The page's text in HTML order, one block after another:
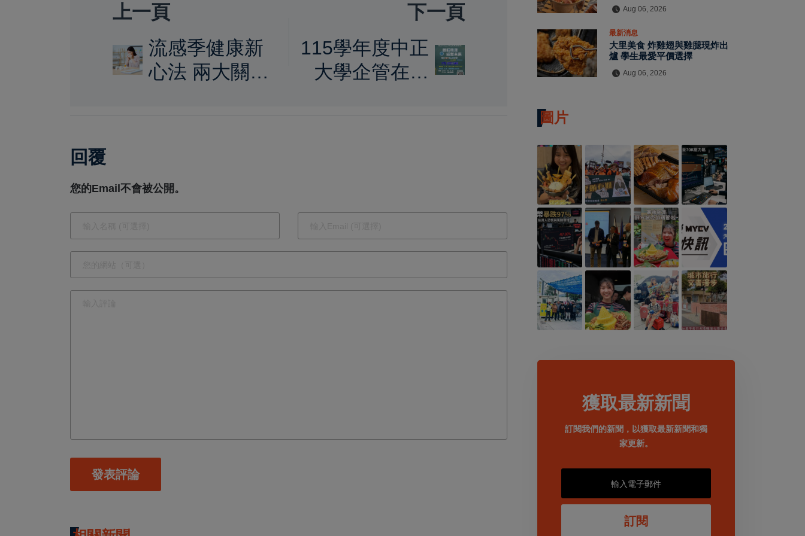
上一頁
流感季健康新
心法 兩大關鍵
下一頁
115學年度中正
大學企管在職
新世代管理人
才
回覆
您的Email不會被公開。
發表評論
Aug 06, 2026
最新消息
大里美食 炸雞翅與雞腿現炸出
爐 學生最愛平價選擇
Aug 06, 2026
圖片
獲取最新新聞
訂閱我們的新聞，以獲取最新新聞和獨
家更新。
訂閱